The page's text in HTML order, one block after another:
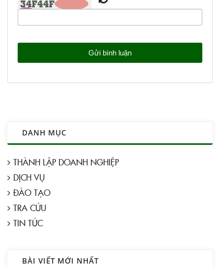
DANH MỤC
THÀNH LẬP DOANH NGHIỆP
DỊCH VỤ
ĐÀO TẠO
TRA CỨU
TIN TỨC
BÀI VIẾT MỚI NHẤT